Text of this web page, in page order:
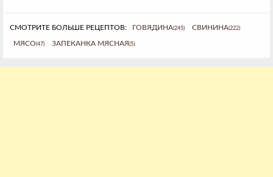
СМОТРИТЕ БОЛЬШЕ РЕЦЕПТОВ: ГОВЯДИНА(245) СВИНИНА(222)
МЯСО(47) ЗАПЕКАНКА МЯСНАЯ (5)